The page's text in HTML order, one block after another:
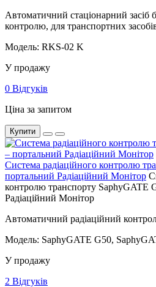
Автоматичний стаціонарний засіб
контролю, для транспортних
Модель: RKS-02 K
У продажу
0 Відгуків
Ціна за запитом
Купити
Система радіаційного контролю
портальний Радіаційний Монітор
контролю транспорту SaphyGATE
Радіаційний Монітор
Автоматичний радіаційний
Модель: SaphyGATE G50,
У продажу
2 Відгуків